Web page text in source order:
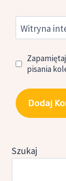
Witryna
pisania
Szukaj